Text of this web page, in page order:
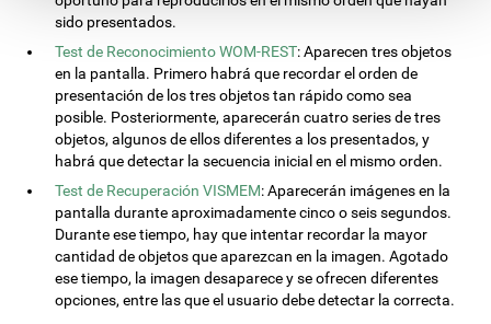
sido presentados.
Test de Reconocimiento WOM-REST: Aparecen tres objetos
en la pantalla. Primero habrá que recordar el orden de
presentación de los tres objetos tan rápido como sea
posible. Posteriormente, aparecerán cuatro series de tres
objetos, algunos de ellos diferentes a los presentados, y
habrá que detectar la secuencia inicial en el mismo orden.
Test de Recuperación VISMEM: Aparecerán imágenes en la
pantalla durante aproximadamente cinco o seis segundos.
Durante ese tiempo, hay que intentar recordar la mayor
cantidad de objetos que aparezcan en la imagen. Agotado
ese tiempo, la imagen desaparece y se ofrecen diferentes
opciones, entre las que el usuario debe detectar la correcta.